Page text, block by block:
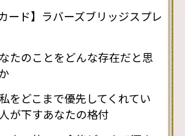
ード】ラバーズブリッジスプレ
たのことをどんな存在だと思
をどこまで優先してくれてい
が下すあなたの格付